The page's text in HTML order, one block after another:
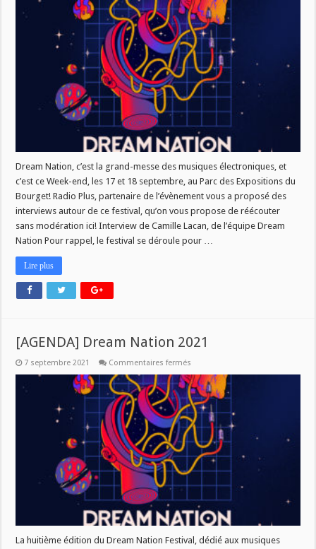
Interviews
Dream
Nation
Dream Nation, c’est la grand-messe des musiques électroniques, et
c’est ce Week-end, les 17 et 18 septembre, au Parc des Expositions du
Bourget! Radio Plus, partenaire de l’évènement vous a proposé des
interviews autour de ce festival, qu’on vous propose de réécouter
sans modération ici! Interview de Camille Lacan, de l’équipe Dream
Nation Pour rappel, le festival se déroule pour …
Lire plus
[AGENDA] Dream Nation 2021
7 septembre 2021 Commentaires fermés
Dream
Nation
2021
La huitième édition du Dream Nation Festival, dédié aux musiques